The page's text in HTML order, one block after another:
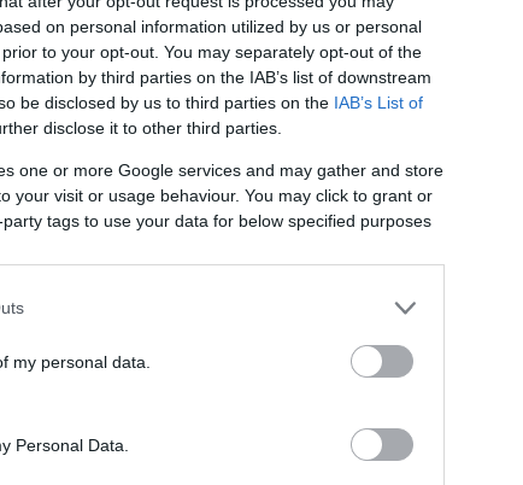
on personal information utilized by us or personal
to your opt-out. You may separately opt-out of the
by third parties on the IAB’s list of downstream
be disclosed by us to third parties on the IAB’s List of
disclose it to other third parties.
one or more Google services and may gather and store
your visit or usage behaviour. You may click to grant or
tags to use your data for below specified purposes
my personal data.
Personal Data.